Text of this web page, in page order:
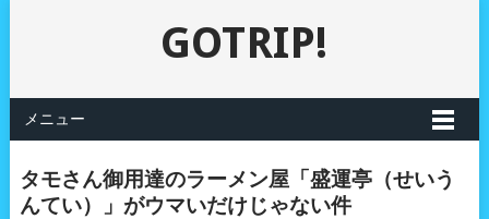
GOTRIP!
メニュー
タモさん御用達のラーメン屋「盛運亭（せいう
んてい）」がウマいだけじゃない件